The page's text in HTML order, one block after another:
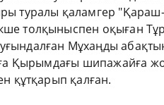
туралы қаламгер
толқыныспен оқыған
Мұхаңды
Қырымдағы шипажайға
құтқарып қалған.